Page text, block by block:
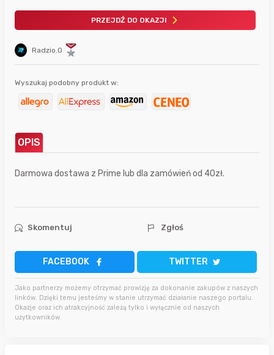
Radzio.O
PRZEJDŹ DO OKAZJI
Wyszukaj podobny produkt w:
OPIS
Darmowa dostawa z Prime lub dla zamówień od 40zł.
Skomentuj Zgłoś
FACEBOOK TWITTER
Jako partnerzy możemy otrzymać prowizję za dokonanie zakupów z naszych
linków. Dzięki temu jesteśmy w stanie utrzymać działanie naszego portalu.
Okazje oraz ich atrakcyjność zależą tylko i wyłącznie od naszych
użytkowników.